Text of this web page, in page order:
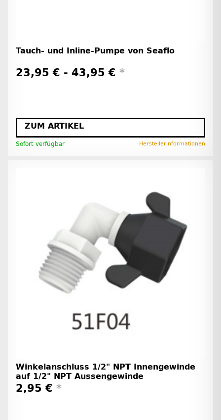
Tauch- und Inline-Pumpe von Seaflo
23,95 € - 43,95 € *
ZUM ARTIKEL
Sofort verfügbar Herstellerinformationen
Winkelanschluss 1/2" NPT Innengewinde
auf 1/2" NPT Aussengewinde
2,95 € *